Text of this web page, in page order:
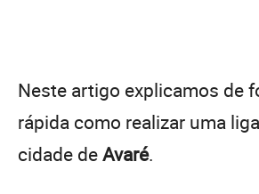
Neste artigo explicamos de
rápida como realizar uma
cidade deAvaré.